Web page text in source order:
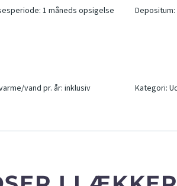
: 1 måneds opsigelse Depositum:
vand pr. år: inklusiv Kategori: